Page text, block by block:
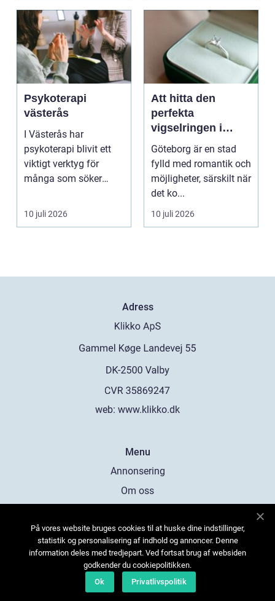
Psykoterapi
västerås
I Västerås har
psykoterapi blivit ett
viktigt verktyg för
många som söker
välmående i liv...
10 juli 2026
Att hitta den
perfekta
vigselringen i
Göteborg
Göteborg är en stad
fylld med romantik och
möjligheter, särskilt när
det ko...
10 juli 2026
Adress
web: www.klikko.dk
Menu
Annonsering
Om oss
Kontakta oss
Sitemap
På vores website bruges cookies til at huske dine indstillinger,
statistik og personalisering af indhold og annoncer. Denne
information deles med tredjepart. Ved fortsat brug af websiden
godkender du cookiepolitikken.
Ok
Privatlivspolitik